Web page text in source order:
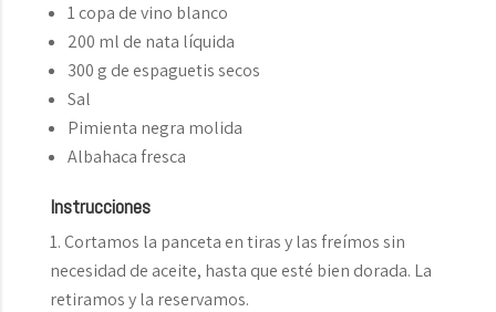
1 copa de vino blanco
200 ml de nata líquida
300 g de espaguetis secos
Sal
Pimienta negra molida
Albahaca fresca
Instrucciones
Cortamos la panceta en tiras y las freímos sin
necesidad de aceite, hasta que esté bien dorada. La
retiramos y la reservamos.